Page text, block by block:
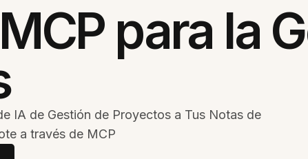
para la
IA de Gestión de Proyectos a Tus Notas de
a través de MCP